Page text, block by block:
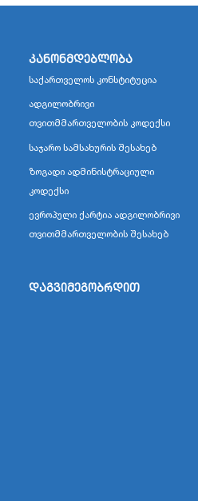
კანონმდებლობა
საქართველოს კონსტიტუცია
ადგილობრივი
თვითმმართველობის კოდექსი
საჯარო სამსახურის შესახებ
ზოგადი ადმინისტრაციული
კოდექსი
ევროპული ქარტია ადგილობრივი
თვითმმართველობის შესახებ
დაგვიმეგობრდით